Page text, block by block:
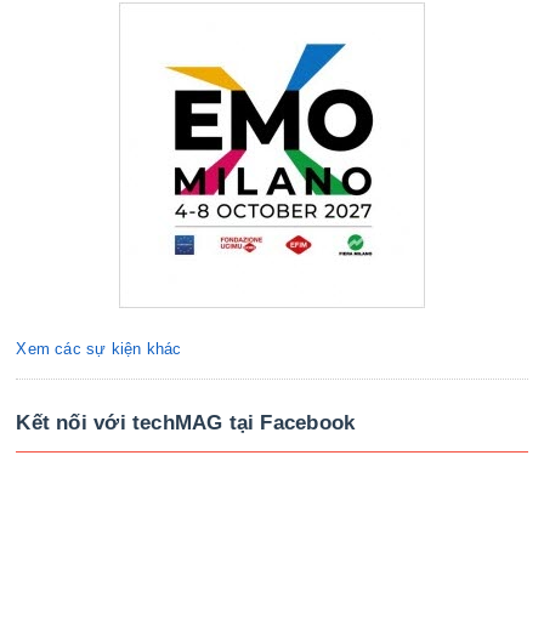
Xem các sự kiện khác
Kết nối với techMAG tại Facebook